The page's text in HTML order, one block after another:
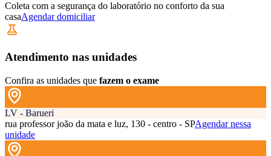
Coleta com a segurança do laboratório no conforto da sua
casaAgendar domiciliar
Atendimento nas unidades
Confira as unidades que fazem o exame
LV - Barueri
rua professor joão da mata e luz, 130 - centro - SPAgendar nessa
unidade